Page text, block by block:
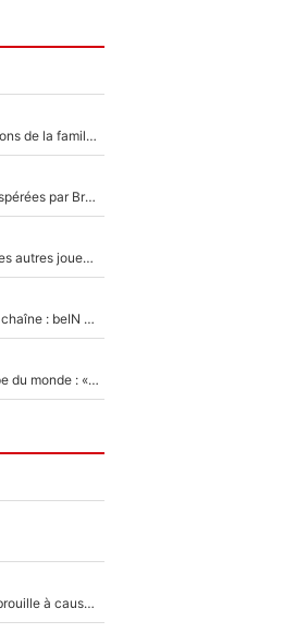
«Il est très heureux et impatient» : Les révélations de la famille Zidane sur sa prise de pouvoir en équipe de France !
Plus de 100M€ pour l'OM : Voici les recrues espérées par Bruno Genesio et Grégory Lorenzi après l’opération dégraissage
Thomas Ramos ne sera pas le seul à partir : Ces autres joueurs du XV de France pourraient aussi quitter le Stade Toulousain, un club de Top 14 est déjà sur les rangs
Kylian Mbappé et Lamine Yamal changent de chaîne : beIN SPORTS ne digère pas cette décision historique et prédit un fiasco pour la Liga
Didier Deschamps abandonné en pleine Coupe du monde : «La FFF était déjà passée à Zinedine Zidane»
«Détester à vie», Stéphane Guy dans une embrouille à cause du PSG !